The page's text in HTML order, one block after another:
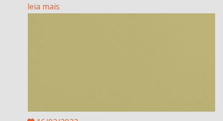
leia mais